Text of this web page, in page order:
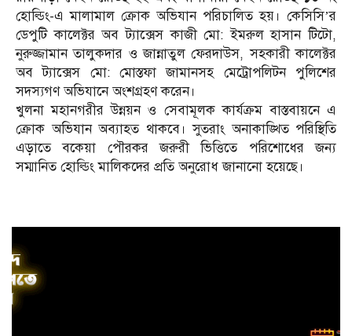
হোল্ডিং-এ মালামাল ক্রোক অভিযান পরিচালিত হয়। কেসিসি’র
ডেপুটি কালেক্টর অব ট্যাক্সেস কাজী মো: ইমরুল হাসান টিটো,
নুরুজ্জামান তালুকদার ও জান্নাতুল ফেরদাউস, সহকারী কালেক্টর
অব ট্যাক্সেস মো: মোস্তফা জামানসহ মেট্রোপলিটন পুলিশের
সদস্যগণ অভিযানে অংশগ্রহণ করেন।
খুলনা মহানগরীর উন্নয়ন ও সেবামূলক কার্যক্রম বাস্তবায়নে এ
ক্রোক অভিযান অব্যাহত থাকবে। সুতরাং অনাকাঙ্খিত পরিস্থিতি
এড়াতে বকেয়া পৌরকর জরুরী ভিত্তিতে পরিশোধের জন্য
সম্মানিত হোল্ডিং মালিকদের প্রতি অনুরোধ জানানো হয়েছে।